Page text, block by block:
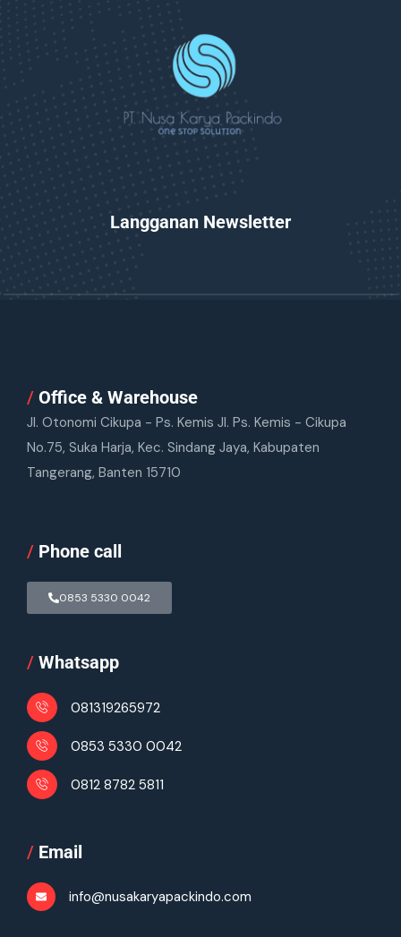
Langganan Newsletter
/ Office & Warehouse
Jl. Otonomi Cikupa - Ps. Kemis Jl. Ps. Kemis - Cikupa
No.75, Suka Harja, Kec. Sindang Jaya, Kabupaten
Tangerang, Banten 15710
/ Phone call
0853 5330 0042
/ Whatsapp
081319265972
0853 5330 0042
0812 8782 5811
/ Email
info@nusakaryapackindo.com